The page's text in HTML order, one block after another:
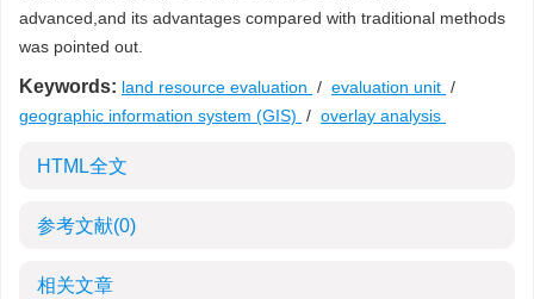
advanced,and its advantages compared with traditional methods
was pointed out.
Keywords: land resource evaluation / evaluation unit /
geographic information system (GIS) / overlay analysis
HTML全文
参考文献(0)
相关文章